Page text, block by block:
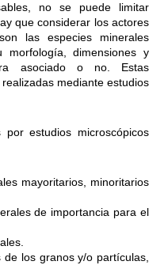
no se puede limitar
que considerar los actores
las especies minerales
dimensiones y
asociado o no. Estas
mediante estudios
estudios microscópicos
mayoritarios, minoritarios
de importancia para el
los granos y/o partículas,